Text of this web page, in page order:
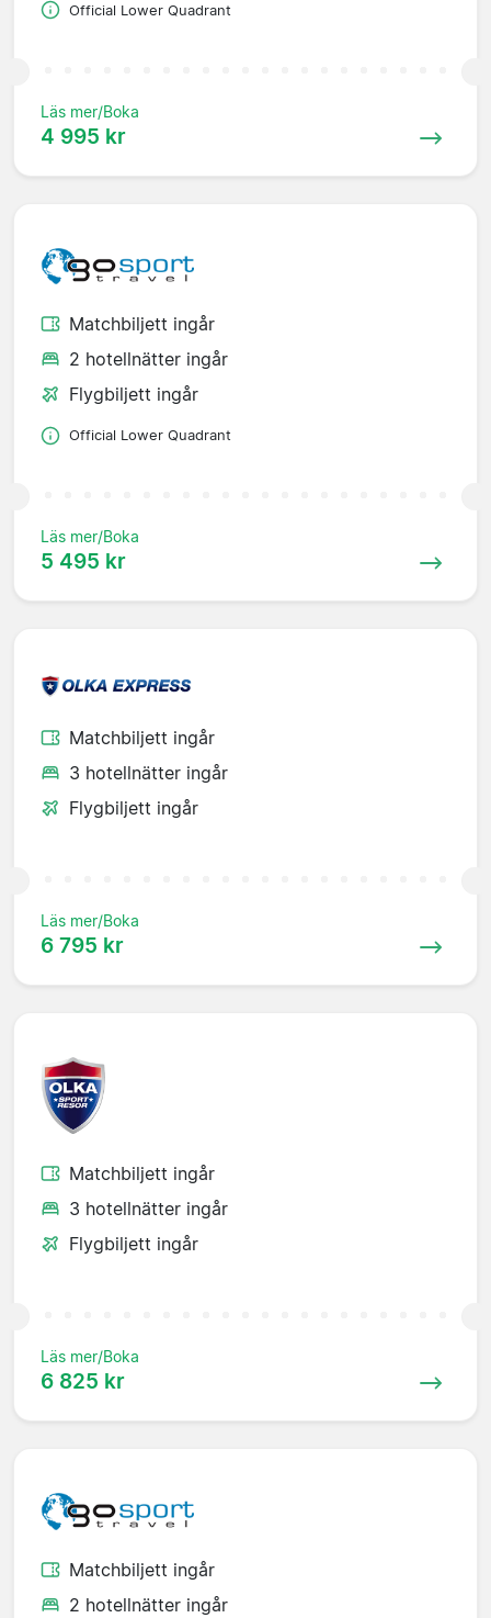
Official Lower Quadrant
Läs mer/Boka
4 995 kr
Matchbiljett ingår
2 hotellnätter ingår
Flygbiljett ingår
Official Lower Quadrant
Läs mer/Boka
5 495 kr
Matchbiljett ingår
3 hotellnätter ingår
Flygbiljett ingår
Läs mer/Boka
6 795 kr
Matchbiljett ingår
3 hotellnätter ingår
Flygbiljett ingår
Läs mer/Boka
6 825 kr
Matchbiljett ingår
2 hotellnätter ingår